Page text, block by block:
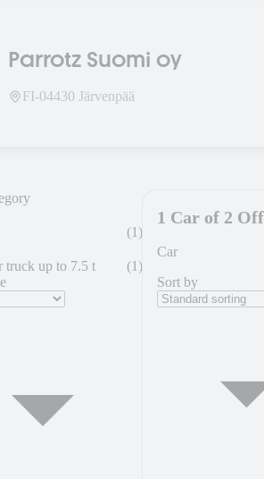
Parrotz Suomi oy
FI-04430 Järvenpää
(1)
truck up to 7.5 t (1)
1 Car of 2
Car
Sort by